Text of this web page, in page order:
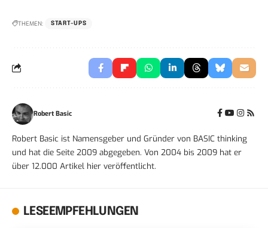
THEMEN: START-UPS
Robert Basic
Robert Basic ist Namensgeber und Gründer von BASIC thinking
und hat die Seite 2009 abgegeben. Von 2004 bis 2009 hat er
über 12.000 Artikel hier veröffentlicht.
LESEEMPFEHLUNGEN